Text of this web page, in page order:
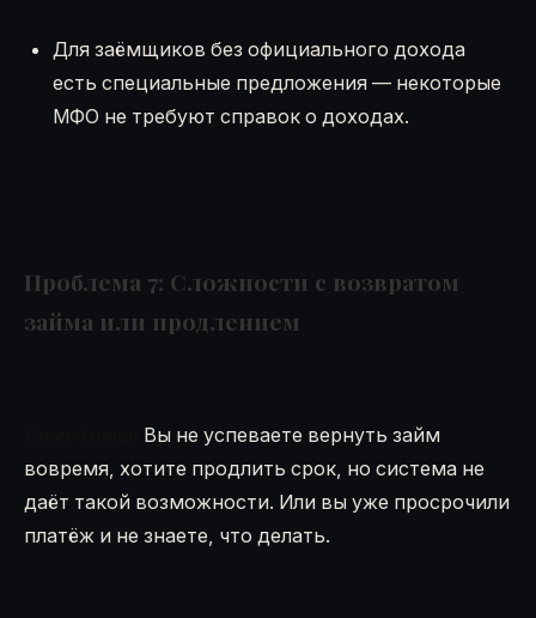
Для заёмщиков без официального дохода
есть специальные предложения — некоторые
МФО не требуют справок о доходах.
Проблема 7: Сложности с возвратом
займа или продлением
Вы не успеваете вернуть займ
вовремя, хотите продлить срок, но система не
даёт такой возможности. Или вы уже просрочили
платёж и не знаете, что делать.